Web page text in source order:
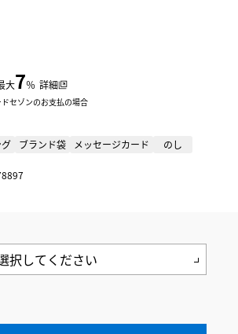
大7％ 詳細
セゾンのお支払の場合
ブランド袋 メッセージカード のし